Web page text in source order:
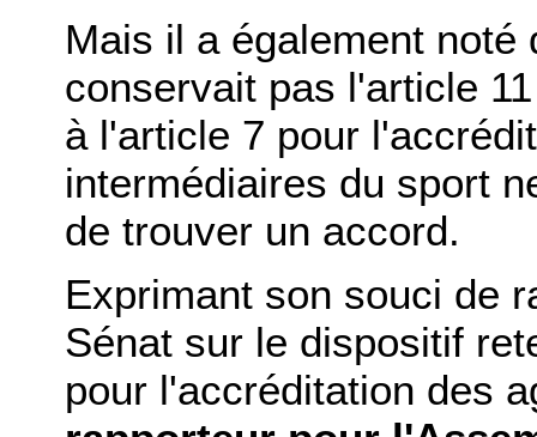
Mais il a également
conservait pas l'article
à l'article 7 pour
intermédiaires du sport
de trouver un accord.
Exprimant son souci de
Sénat sur le dispositif
pour l'accréditation des